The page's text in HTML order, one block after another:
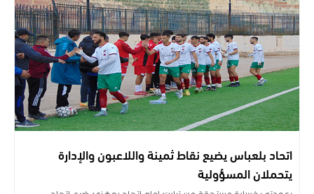
اتحاد بلعباس يضيع نقاط ثمينة واللاعبون والإدارة
يتحملان المسؤولية